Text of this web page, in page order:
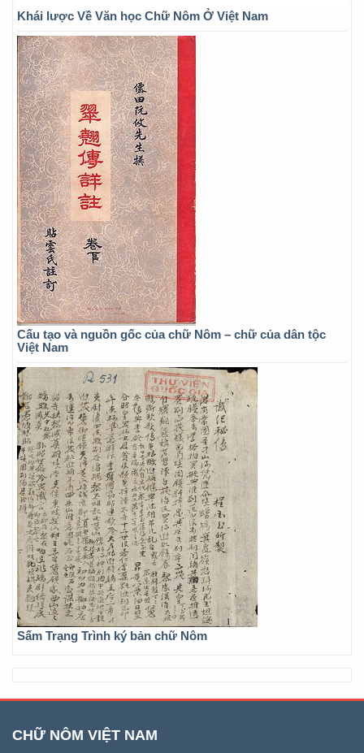
Khái lược Về Văn học Chữ Nôm Ở Việt Nam
Cấu tạo và nguồn gốc của chữ Nôm – chữ của dân tộc
Việt Nam
Sấm Trạng Trình ký bản chữ Nôm
CHỮ NÔM VIỆT NAM